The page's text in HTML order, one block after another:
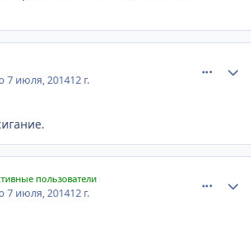
7 июля, 201412 г.
пользователи
7 июля, 201412 г.